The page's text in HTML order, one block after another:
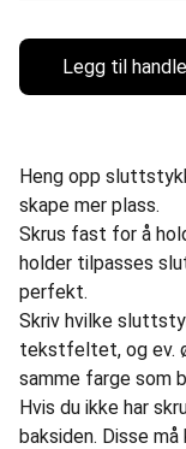
Legg til
Heng opp
skape mer plass.
Skrus fast for å
holder tilpasses
perfekt.
Skriv hvilke
tekstfeltet, og ev.
samme farge som
Hvis du ikke har
baksiden. Disse